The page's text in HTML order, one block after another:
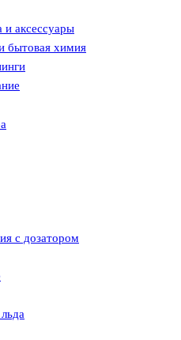
и аксессуары
бытовая химия
с дозатором